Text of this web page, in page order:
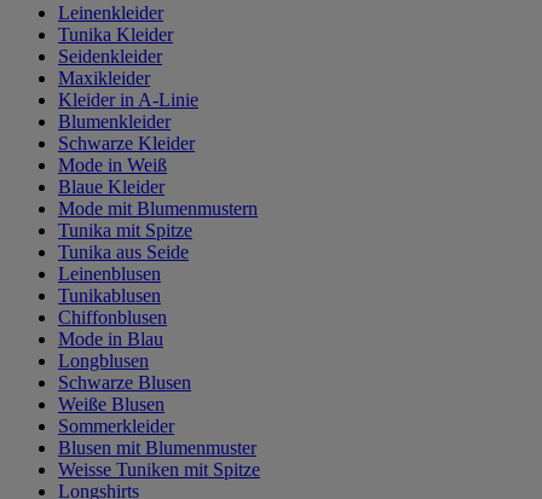
Leinenkleider
Tunika Kleider
Seidenkleider
Maxikleider
Kleider in A-Linie
Blumenkleider
Schwarze Kleider
Mode in Weiß
Blaue Kleider
Mode mit Blumenmustern
Tunika mit Spitze
Tunika aus Seide
Leinenblusen
Tunikablusen
Chiffonblusen
Mode in Blau
Longblusen
Schwarze Blusen
Weiße Blusen
Sommerkleider
Blusen mit Blumenmuster
Weisse Tuniken mit Spitze
Longshirts